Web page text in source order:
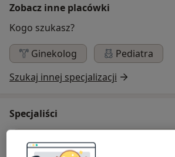
Zobacz inne placówki
Kogo szukasz?
Ginekolog
Pediatra
Szukaj innej specjalizacji
Specjaliści
Internista